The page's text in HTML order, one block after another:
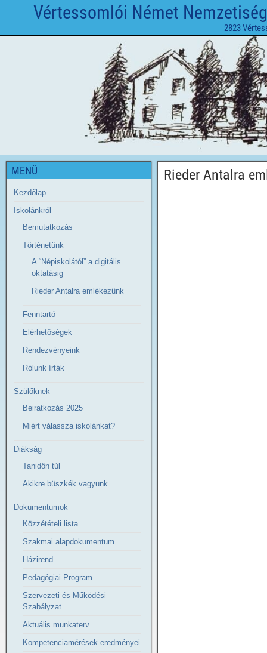
Vértessomlói Német
2823
Rieder Antalra
MENÜ
Kezdőlap
Iskolánkról
Bemutatkozás
Történetünk
A “Népiskolától” a digitális
oktatásig
Rieder Antalra emlékezünk
Fenntartó
Elérhetőségek
Rendezvényeink
Rólunk írták
Szülőknek
Beiratkozás 2025
Miért válassza iskolánkat?
Diákság
Tanidőn túl
Akikre büszkék vagyunk
Dokumentumok
Közzétételi lista
Szakmai alapdokumentum
Házirend
Pedagógiai Program
Szervezeti és Működési
Szabályzat
Aktuális munkaterv
Kompetenciamérések eredményei